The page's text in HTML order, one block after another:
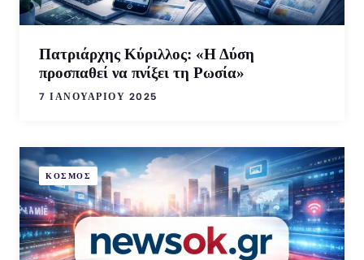
Πατριάρχης Κύριλλος: «Η Δύση
προσπαθεί να πνίξει τη Ρωσία»
7 ΙΑΝΟΥΑΡΊΟΥ 2025
ΚΟΣΜΟΣ